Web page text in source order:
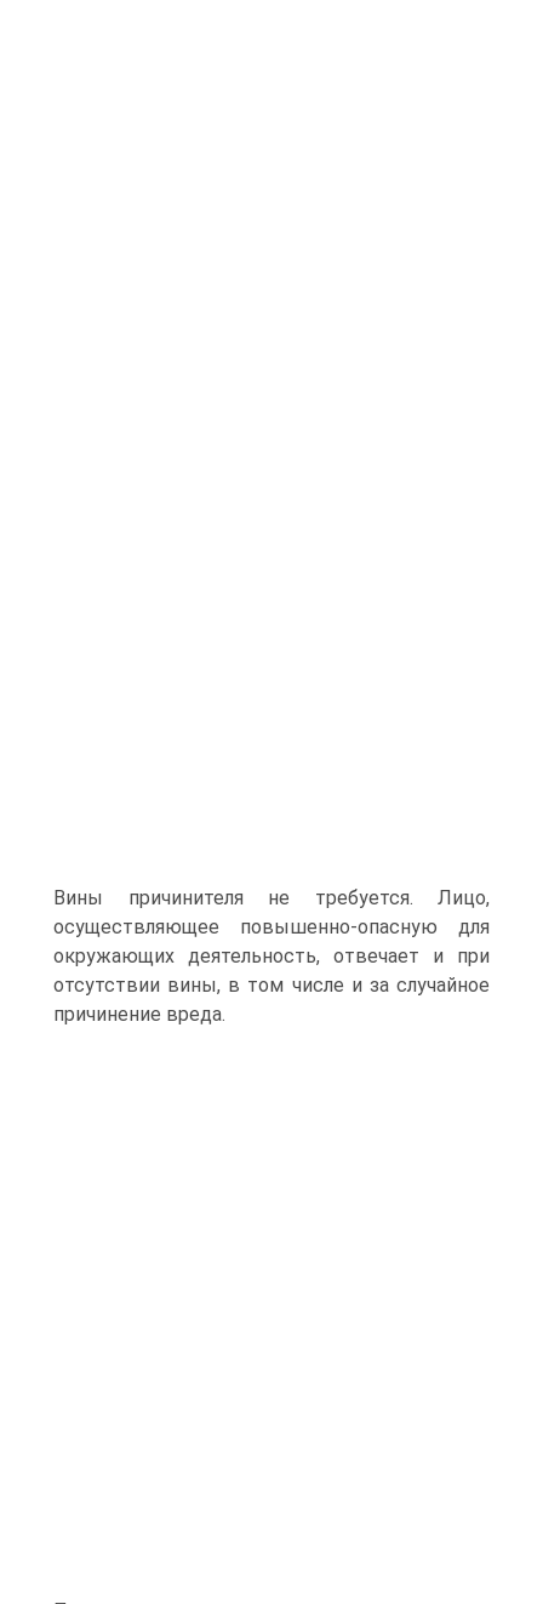
Вины причинителя не требуется. Лицо,
осуществляющее повышенно-опасную для
окружающих деятельность, отвечает и при
отсутствии вины, в том числе и за случайное
причинение вреда.